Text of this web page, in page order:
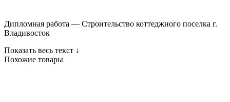
Дипломная работа — Строительство коттеджного поселка г.
Владивосток
Показать весь текст ↓
Похожие товары